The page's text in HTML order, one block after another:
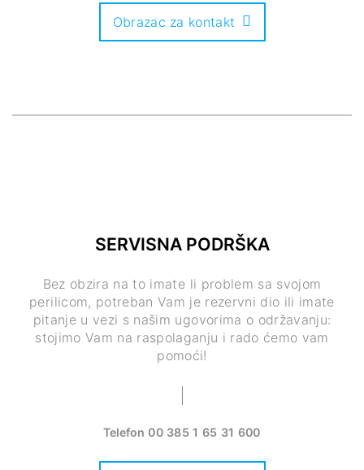
Obrazac za kontakt
SERVISNA PODRŠKA
Bez obzira na to imate li problem sa svojom
perilicom, potreban Vam je rezervni dio ili imate
pitanje u vezi s našim ugovorima o održavanju:
stojimo Vam na raspolaganju i rado ćemo vam
pomoći!
Telefon00 385 1 65 31 600